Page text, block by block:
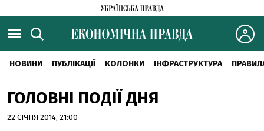
НОВИНИ ПУБЛІКАЦІЇ КОЛОНКИ ІНФРАСТРУКТУРА
ГОЛОВНІ ПОДІЇ ДНЯ
22 СІЧНЯ 2014, 21:00